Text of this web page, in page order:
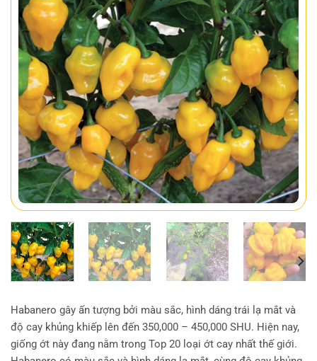
Habanero gây ấn tượng bởi màu sắc, hình dáng trái lạ mắt và
độ cay khủng khiếp lên đến 350,000 – 450,000 SHU. Hiện nay,
giống ớt này đang nằm trong Top 20 loại ớt cay nhất thế giới.